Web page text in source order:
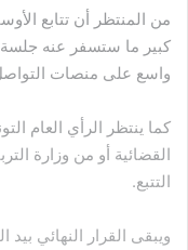
من المنتظر أن تتابع
كبير ما ستسفر عنه
واسع على منصات
كما ينتظر الرأي العام
القضائية أو من وزارة
التتبع.
ويبقى القرار النهائي